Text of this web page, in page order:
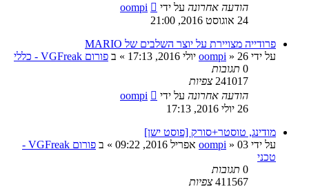
הודעה אחרונה על ידי
oompi
24 אוגוסט 2016, 21:00
פרודייה מצויירת על יוצר השלבים של MARIO
על ידי
oompi » 26 יולי 2016, 17:13 » ב פורום VGFreak - כללי
0 תגובות
241017 צפיות
הודעה אחרונה על ידי
oompi
26 יולי 2016, 17:13
מודינג, טוסטר+סורק [פוסט ישן]
על ידי
oompi » 03 אפריל 2016, 09:22 » ב
פורום VGFreak -
טכני
0 תגובות
411567 צפיות